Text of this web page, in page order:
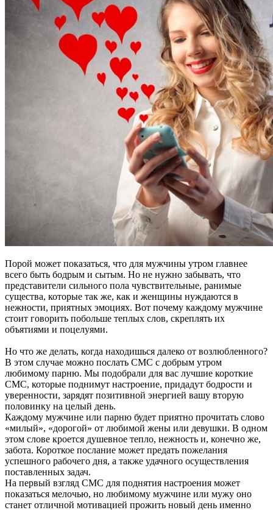
Порой может показаться, что для мужчины утром главнее
всего быть бодрым и сытым. Но не нужно забывать, что
представители сильного пола чувствительные, ранимые
существа, которые так же, как и женщины нуждаются в
нежности, приятных эмоциях. Вот почему каждому мужчине
стоит говорить побольше теплых слов, скреплять их
объятиями и поцелуями.
Но что же делать, когда находишься далеко от возлюбленного?
В этом случае можно послать СМС с добрым утром
любимому парню. Мы подобрали для вас лучшие короткие
СМС, которые поднимут настроение, придадут бодрости и
уверенности, зарядят позитивной энергией вашу вторую
половинку на целый день.
Каждому мужчине или парню будет приятно прочитать слово
«милый», «дорогой» от любимой жены или девушки. В одном
этом слове кроется душевное тепло, нежность и, конечно же,
забота. Короткое послание может предать пожелания
успешного рабочего дня, а также удачного осуществления
поставленных задач.
На первый взгляд СМС для поднятия настроения может
показаться мелочью, но любимому мужчине или мужу оно
станет отличной мотивацией прожить новый день именно